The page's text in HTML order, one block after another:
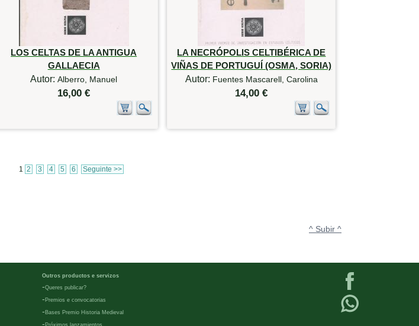
LOS CELTAS DE LA ANTIGUA
GALLAECIA
Autor:Alberro, Manuel
16,00 €
LA NECRÓPOLIS CELTIBÉRICA DE
VIÑAS DE PORTUGUÍ (OSMA, SORIA)
Autor: Fuentes Mascarell, Carolina
14,00 €
1 2 3 4 5 6 Seguinte >>
^ Subir ^
Outros productos e servizos
-Queres publicar?
- Premios e convocatorias
- Bases Premio Historia Medieval
- Próximos lanzamientos